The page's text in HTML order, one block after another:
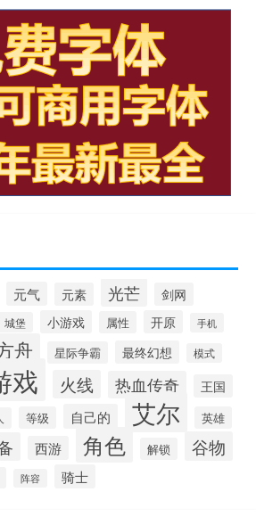
元气 元素 光芒 剑网
城堡 小游戏 属性 开原 手机
舟 星际争霸 最终幻想 模式
戏 火线 热血传奇 王国
等级 自己的 艾尔 英雄
西游 角色 解锁 谷物
阵容 骑士